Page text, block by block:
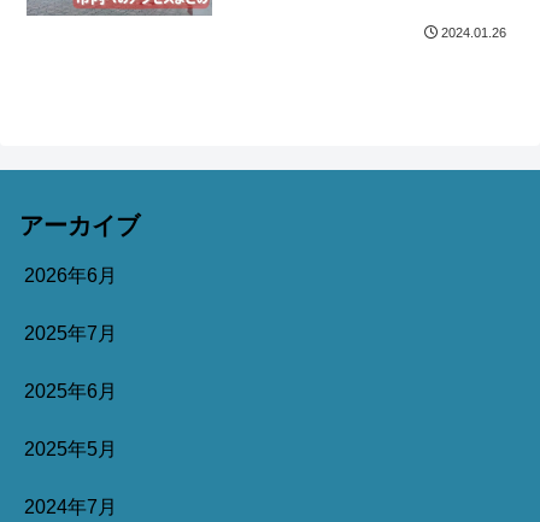
2024.01.26
アーカイブ
2026年6月
2025年7月
2025年6月
2025年5月
2024年7月